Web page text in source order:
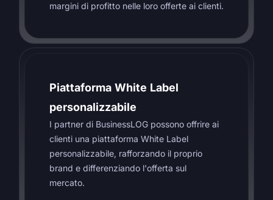
margini di profitto nelle loro offerte ai clienti.
Piattaforma White Label
personalizzabile
I partner di BusinessLOG possono offrire ai
clienti una piattaforma White Label
personalizzabile, rafforzando il proprio
brand e differenziando l'offerta sul
mercato.